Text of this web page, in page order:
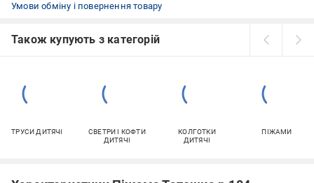
Умови обміну і повернення товару
Також купують з категорій
ТРУСИ ДИТЯЧІ
СВЕТРИ І КОФТИ
ДИТЯЧІ
КОЛГОТКИ
ДИТЯЧІ
ПІЖАМИ